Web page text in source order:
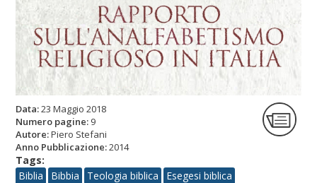
Data:23 Maggio 2018
Numero pagine: 9
Autore:Piero Stefani
Anno Pubblicazione:2014
Tags:
Biblia
Bibbia Teologia biblica Esegesi biblica